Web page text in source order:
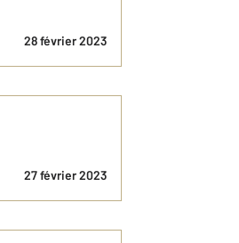
28 février 2023
27 février 2023